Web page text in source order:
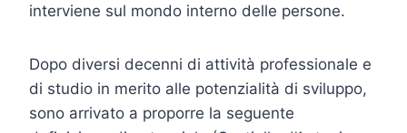
interviene sul mondo interno delle persone.
Dopo diversi decenni di attività professionale e
di studio in merito alle potenzialità di sviluppo,
sono arrivato a proporre la seguente